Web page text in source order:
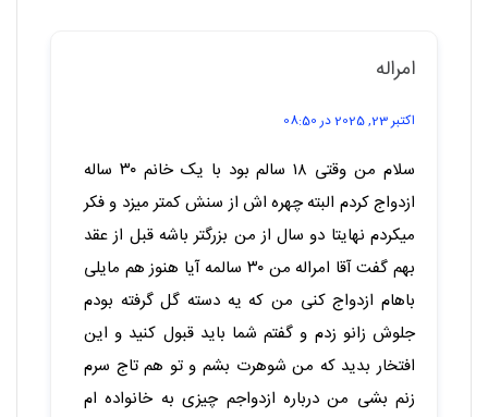
امراله
اکتبر 23, 2025 در 08:50
سلام من وقتی ۱۸ سالم بود با یک خانم ۳۰ ساله
ازدواج کردم البته چهره اش از سنش کمتر میزد و فکر
میکردم نهایتا دو سال از من بزرگتر باشه قبل از عقد
بهم گفت آقا امراله من ۳۰ سالمه آیا هنوز هم مایلی
باهام ازدواج کنی من که یه دسته گل گرفته بودم
جلوش زانو زدم و گفتم شما باید قبول کنید و این
افتخار بدید که من شوهرت بشم و تو هم تاج سرم
زنم بشی من درباره ازدواجم چیزی به خانواده ام